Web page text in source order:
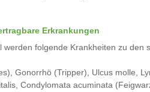
Erkrankungen
werden folgende Krankheiten zu den
Gonorrhö (Tripper), Ulcus molle,
Condylomata acuminata